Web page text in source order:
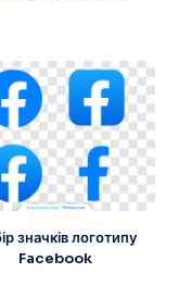
значків логотипу
Facebook